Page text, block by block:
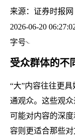
来源： 证券时报网
2026-06-20
字号
受众群体的不
“大”内容往往更
通观众。这些观
可能对内容的深
容则更适合那些